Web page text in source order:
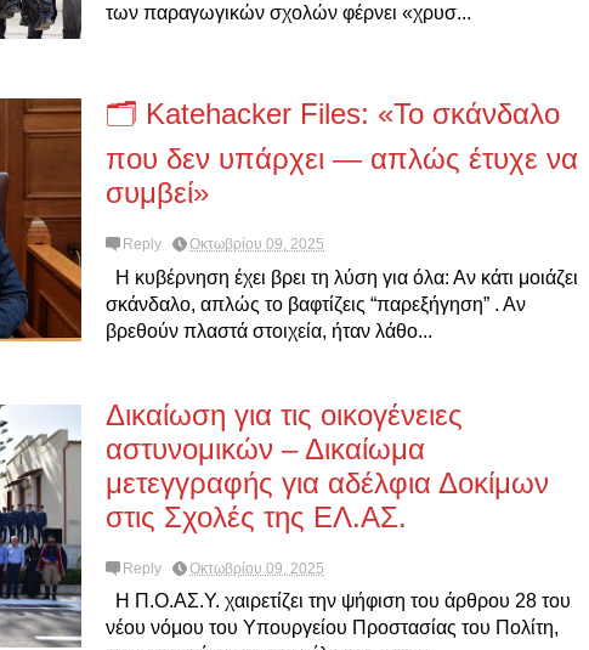
των παραγωγικών σχολών φέρνει «χρυσ...
🗂️ Katehacker Files: «Το σκάνδαλο
που δεν υπάρχει — απλώς έτυχε να
συμβεί»
Reply Οκτωβρίου 09, 2025
Η κυβέρνηση έχει βρει τη λύση για όλα: Αν κάτι μοιάζει
σκάνδαλο, απλώς το βαφτίζεις “παρεξήγηση” . Αν
βρεθούν πλαστά στοιχεία, ήταν λάθο...
Δικαίωση για τις οικογένειες
αστυνομικών – Δικαίωμα
μετεγγραφής για αδέλφια Δοκίμων
στις Σχολές της ΕΛ.ΑΣ.
Reply Οκτωβρίου 09, 2025
Η Π.Ο.ΑΣ.Υ. χαιρετίζει την ψήφιση του άρθρου 28 του
νέου νόμου του Υπουργείου Προστασίας του Πολίτη,